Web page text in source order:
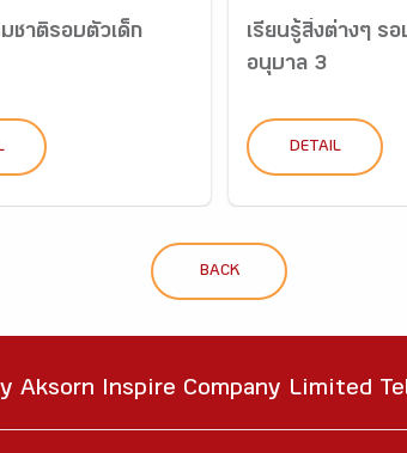
ชาติรอบตัวเด็ก
เรียนรู้สิ่งต่างๆ รอ
อนุบาล 3
DETAIL
BACK
Aksorn Inspire Company Limited